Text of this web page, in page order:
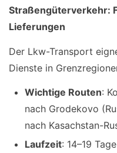
Straßengüterverkehr:
Lieferungen
Der Lkw-Transport
Dienste in
Wichtige Routen:
nach Grodekovo
nach Kasachstan-
Laufzeit: 14–19